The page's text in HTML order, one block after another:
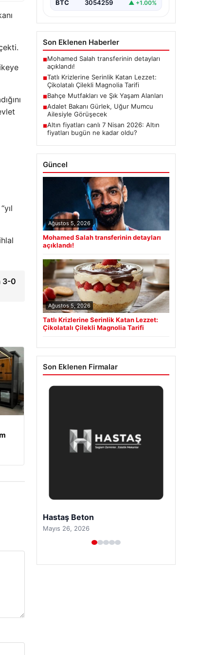
3-0
BTC 3054259 ▲ +1.00%
Son Eklenen Haberler
■Mohamed Salah transferinin detayları
açıklandı!
■Tatlı Krizlerine Serinlik Katan Lezzet:
Çikolatalı Çilekli Magnolia Tarifi
■Bahçe Mutfakları ve Şık Yaşam Alanları
■Adalet Bakanı Gürlek, Uğur Mumcu
Ailesiyle Görüşecek
■Altın fiyatları canlı 7 Nisan 2026: Altın
fiyatları bugün ne kadar oldu?
Güncel
Ağustos 5, 2026
Mohamed Salah transferinin detayları
açıklandı!
Ağustos 5, 2026
Tatlı Krizlerine Serinlik Katan Lezzet:
Çikolatalı Çilekli Magnolia Tarifi
Son Eklenen Firmalar
Prenses Night Club
Nisan 29, 2026